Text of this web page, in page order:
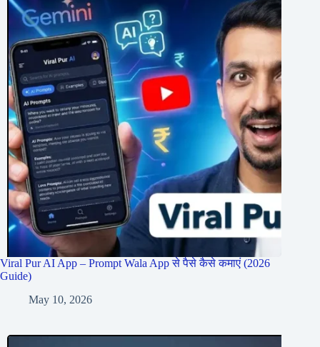
Viral Pur AI App – Prompt Wala App से पैसे कैसे कमाएं (2026
Guide)
May 10, 2026